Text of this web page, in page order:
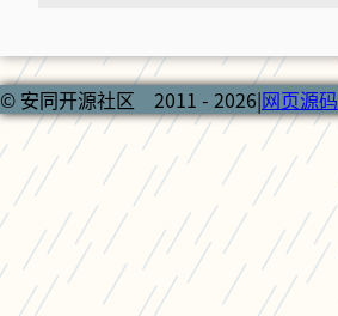
© 安同开源社区 2011 - 2026|网页源码